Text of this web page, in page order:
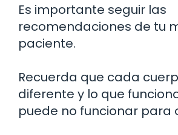
Es importante seguir las
recomendaciones de tu
paciente.
Recuerda que cada
diferente y lo que
puede no funcionar para